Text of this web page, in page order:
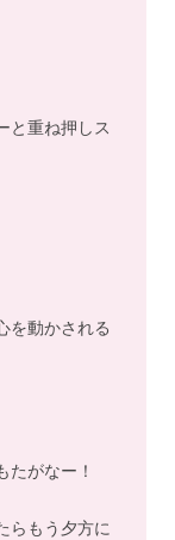
と重ね押しス
を動かされる
がなー！
らもう夕方に